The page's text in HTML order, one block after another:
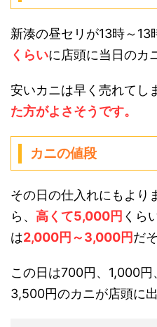
新湊の昼セリが13時～13
くらいに店頭に当日のカ
安いカニは早く売れてし
た方がよさそうです。
カニの値段
その日の仕入れにもより
ら、 高くて5,000円 くら
は2,000円～3,000円だ
この日は700円、1,000
3,500円のカニが店頭に出